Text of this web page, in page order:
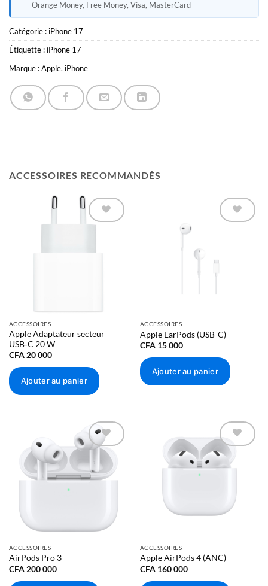
Orange Money, Free Money, Visa, MasterCard
Catégorie : iPhone 17
Étiquette : iPhone 17
Marque :Apple, iPhone
ACCESSOIRES RECOMMANDÉS
ACCESSOIRES
Apple Adaptateur secteur
USB‑C 20 W
CFA20 000
Ajouter au panier
ACCESSOIRES
Apple EarPods (USB-C)
CFA15 000
Ajouter au panier
Ajouter à
la liste
d’envies
ACCESSOIRES
AirPods Pro 3
CFA200 000
Ajouter à
la liste
ACCESSOIRES
Apple AirPods 4 (ANC)
CFA160 000